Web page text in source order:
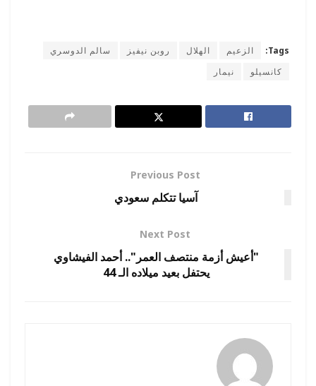
Tags: الزعيم الهلال روبن نيفيز
سالم الدوسري
كانسيلو
نيمار
Previous Post
آسيا تتكلم سعودي
Next Post
"أعيش أزمة منتصف العمر".. أحمد الفيشاوي
يحتفل بعيد ميلاده الـ 44